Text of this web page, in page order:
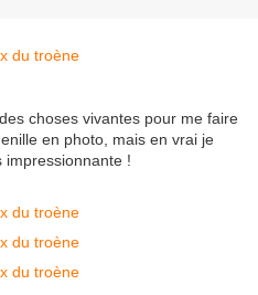
choses vivantes pour me faire
en photo, mais en vrai je
impressionnante !